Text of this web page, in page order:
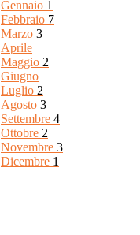
Gennaio 1
Febbraio 7
Marzo 3
Aprile
Maggio 2
Giugno
Luglio 2
Agosto 3
Settembre 4
Ottobre 2
Novembre 3
Dicembre 1